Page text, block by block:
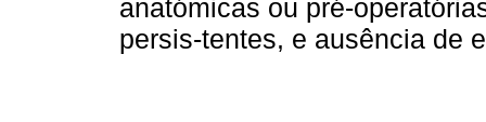
anatómicas ou pré-
persis-tentes, e ausência de